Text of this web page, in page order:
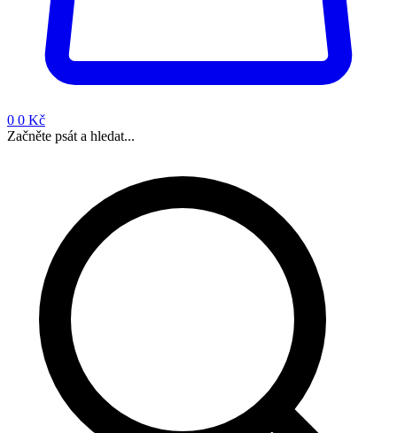
0 0 Kč
Začněte psát a hledat...